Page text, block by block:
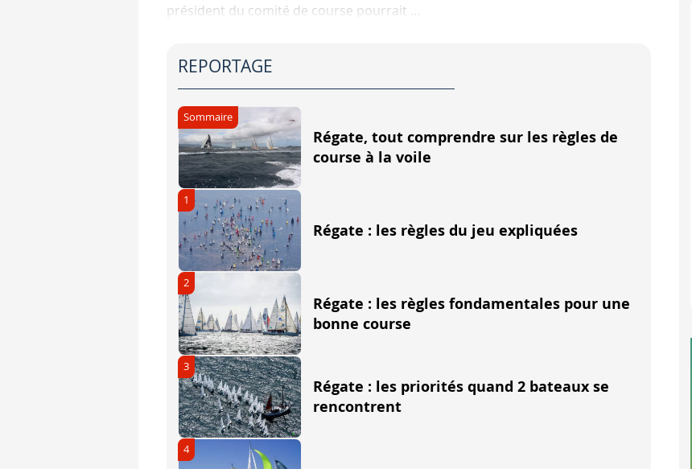
président du comité de course pourrait ...
Le comité de course symbolise une des extrémités de la ligne de départ - à terre
Le comité de course déroule la procédure de départ à l'aide de pavillons et de
D'une régate à l'autre, la durée de la procédure de départ peut varier. Le plus
Quelle que soit la durée de la procédure de départ, les quatre dernières minutes
Départ - 8 minutes : c'est le signal d'avertissement.
Le comité hisse le pavillon de club ou le pavillon de la série (classe Figaro par exemple).
Durant le signal d'avertissement, le comité de course peut hisser le Pavillon Y qui
Départ - 4 minutes : c'est le signal préparatoire.
Le comité choisira d'arborer un pavillon P, I, Z ou Noir + signal sonore court. Le
Le plus souvent, le comité de course envoie
Le comité peut aussi envoyerle pavillon Iqui signifie qu'il faut être sous la ligne et
Il peut aussi envoyer le pavillon Zqui reprend l'obligation du pavillon P et ajoute qu'il
Et enfin si le comité est exaspéré par les "voleurs de ligne", il pourra lancer un départ
REPORTAGE
Sommaire
Régate, tout comprendre sur les règles de
course à la voile
1
Régate : les règles du jeu expliquées
2
Régate : les règles fondamentales pour une
bonne course
3
Régate : les priorités quand 2 bateaux se
rencontrent
4